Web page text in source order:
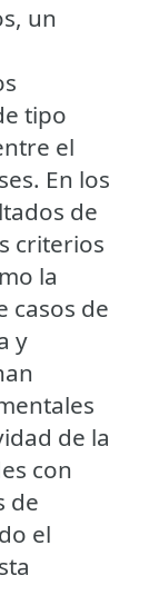
un
tipo
el
En los
de
criterios
la
casos de
y
de la
con
de
el